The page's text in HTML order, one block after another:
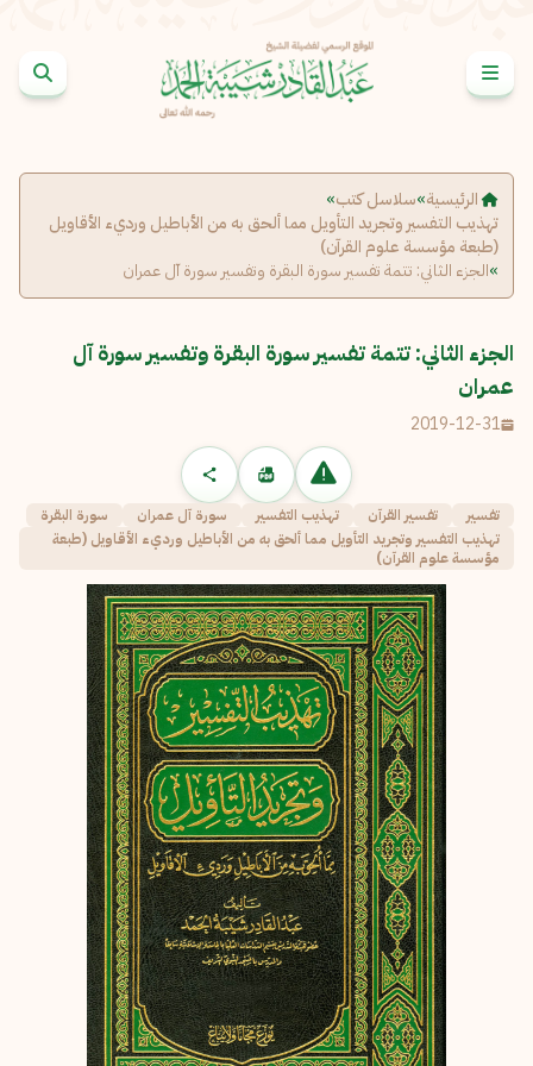
الرئيسية»سلاسل كتب»
تهذيب التفسير وتجريد التأويل مما ألحق به من الأباطيل ورديء الأقاويل
(طبعة مؤسسة علوم القرآن)
»الجزء الثاني: تتمة تفسير سورة البقرة وتفسير سورة آل عمران
الجزء الثاني: تتمة تفسير سورة البقرة وتفسير سورة آل
عمران
2019-12-31
الإبلاغ عن مشكلة
البريد الإلكتروني*
إرسال إلغاء
تفسير تفسير القرآن تهذيب التفسير سورة آل عمران
سورة البقرة
تهذيب التفسير وتجريد التأويل مما ألحق به من الأباطيل ورديء الأقاويل (طبعة
مؤسسة علوم القرآن)